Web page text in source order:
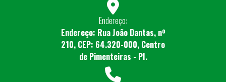
Endereço:
Endereço: Rua João Dantas, nº
210, CEP: 64.320-000, Centro
de Pimenteiras - PI.